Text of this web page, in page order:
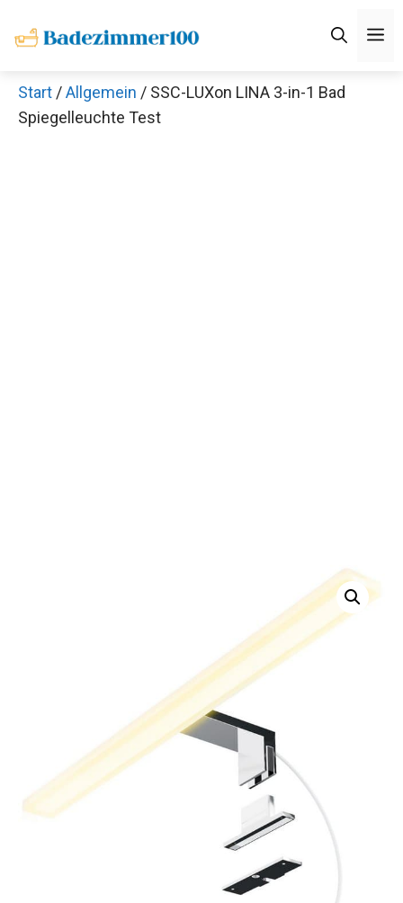
Inhalt
Start /Allgemein / SSC-LUXon LINA 3-in-1 Bad
Spiegelleuchte Test